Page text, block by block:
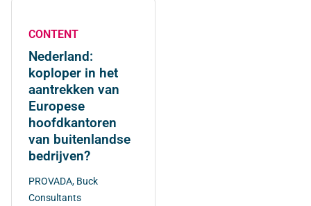
CONTENT
Nederland:
koploper in het
aantrekken van
Europese
hoofdkantoren
van buitenlandse
bedrijven?
PROVADA, Buck
Consultants